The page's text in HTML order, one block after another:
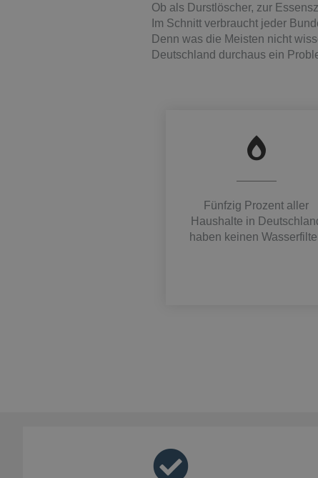
Ob als Durstlöscher, zur
Im Schnitt verbraucht jeder
Denn was die Meisten nicht
Deutschland durchaus ein
Fünfzig Prozent aller
Haushalte in
haben keinen